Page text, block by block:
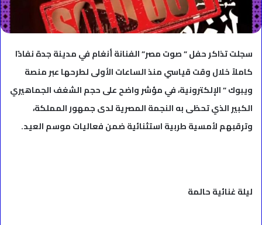
سجلت تذاكر حفل ” صوت مصر” الفنانة أنغام في مدينة جدة نفادًا
كاملاً خلال وقت قياسي منذ الساعات الأولى لطرحها عبر منصة
ويبوك ” الإلكترونية، في مؤشر واضح على حجم الشغف الجماهيري
الكبير الذي تحظى به النجمة المصرية لدى جمهور المملكة،
وترقبهم لأمسية طربية استثنائية ضمن فعاليات موسم العيد.
ليلة غنائية حالمة